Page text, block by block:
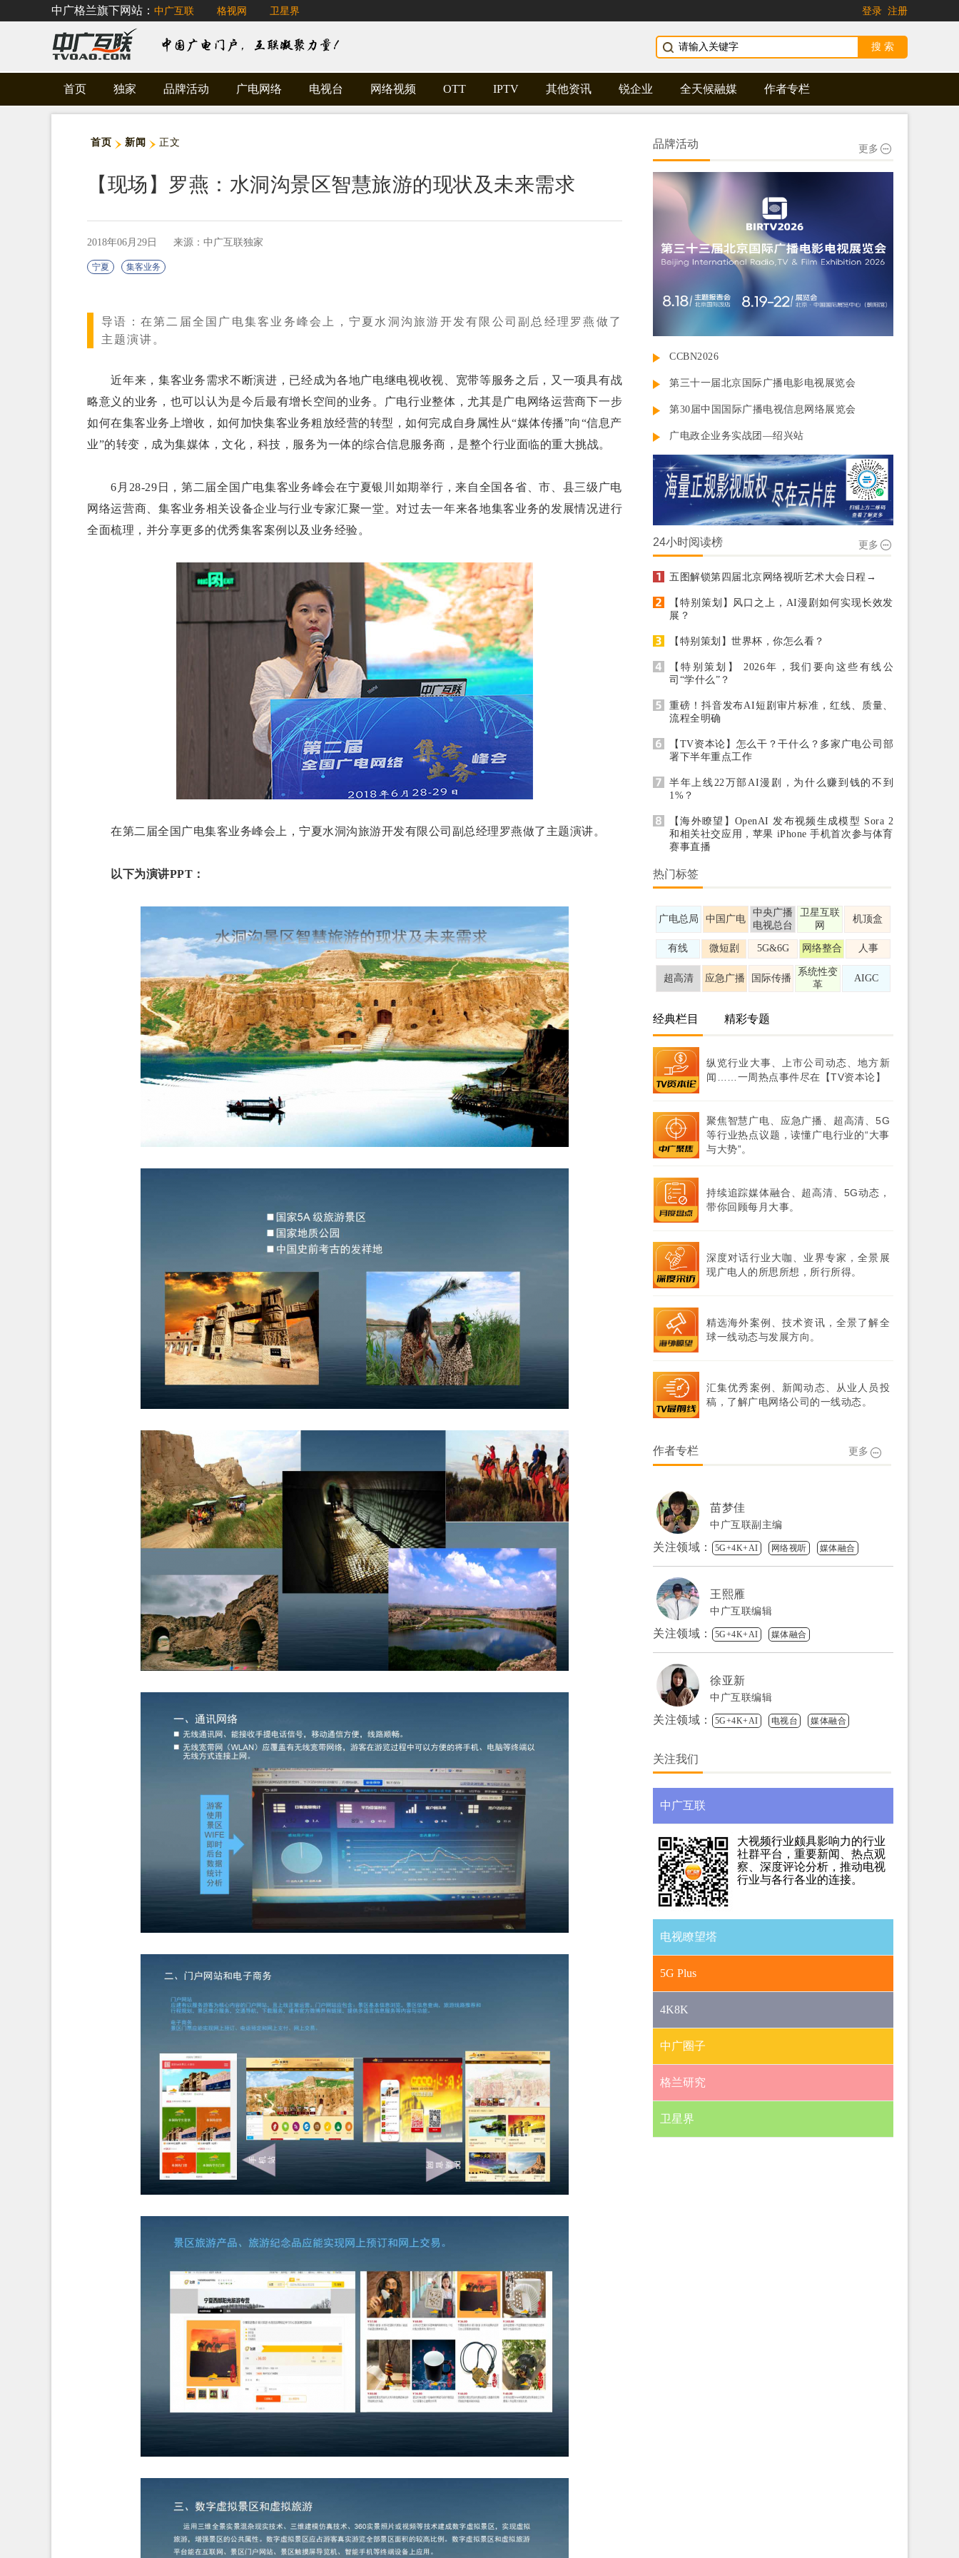
中广格兰旗下网站： 中广互联 格视网 卫星界 登录 注册
首页 独家 品牌活动 广电网络 电视台 网络视频 OTT IPTV 其他资讯 锐企业 全天候融媒 作者专栏
首页 新闻 正文
【现场】罗燕：水洞沟景区智慧旅游的现状及未来需求
2018年06月29日 来源：中广互联独家
宁夏 集客业务
导语： 在第二届全国广电集客业务峰会上，宁夏水洞沟旅游开发有限公司副总经理罗燕做了
主题演讲。
近年来，集客业务需求不断演进，已经成为各地广电继电视收视、宽带等服务之后，又一项具有战
略意义的业务，也可以认为是今后最有增长空间的业务。广电行业整体，尤其是广电网络运营商下一步
如何在集客业务上增收，如何加快集客业务粗放经营的转型，如何完成自身属性从“媒体传播”向“信息产
业”的转变，成为集媒体，文化，科技，服务为一体的综合信息服务商，是整个行业面临的重大挑战。
6月28-29日，第二届全国广电集客业务峰会在宁夏银川如期举行，来自全国各省、市、县三级广电
网络运营商、集客业务相关设备企业与行业专家汇聚一堂。对过去一年来各地集客业务的发展情况进行
全面梳理，并分享更多的优秀集客案例以及业务经验。
在第二届全国广电集客业务峰会上，宁夏水洞沟旅游开发有限公司副总经理罗燕做了主题演讲。
以下为演讲PPT：
品牌活动 更多
CCBN2026
第三十一届北京国际广播电影电视展览会
第30届中国国际广播电视信息网络展览会
广电政企业务实战团—绍兴站
24小时阅读榜 更多
五图解锁第四届北京网络视听艺术大会日程→
【特别策划】风口之上，AI漫剧如何实现长效发
展？
【特别策划】世界杯，你怎么看？
【特别策划】 2026年，我们要向这些有线公
司“学什么”？
重磅！抖音发布AI短剧审片标准，红线、质量、
流程全明确
【TV资本论】怎么干？干什么？多家广电公司部
署下半年重点工作
半年上线22万部AI漫剧，为什么赚到钱的不到
1%？
【海外瞭望】OpenAI 发布视频生成模型 Sora 2
和相关社交应用，苹果 iPhone 手机首次参与体育
赛事直播
热门标签
广电总局 中国广电
中央广播
电视总台
卫星互联
网
机顶盒
有线 微短剧 5G&6G 网络整合 人事
超高清 应急广播 国际传播
系统性变
革
AIGC
经典栏目 精彩专题
纵览行业大事、上市公司动态、地方新
闻……一周热点事件尽在【TV资本论】
聚焦智慧广电、应急广播、超高清、5G
等行业热点议题，读懂广电行业的“大事
与大势”。
持续追踪媒体融合、超高清、5G动态，
带你回顾每月大事。
深度对话行业大咖、业界专家，全景展
现广电人的所思所想，所行所得。
精选海外案例、技术资讯，全景了解全
球一线动态与发展方向。
汇集优秀案例、新闻动态、从业人员投
稿，了解广电网络公司的一线动态。
作者专栏 更多
苗梦佳
中广互联副主编
关注领域： 5G+4K+AI 网络视听 媒体融合
王熙雁
中广互联编辑
关注领域： 5G+4K+AI 媒体融合
徐亚新
中广互联编辑
关注领域： 5G+4K+AI 电视台 媒体融合
关注我们
中广互联
大视频行业颇具影响力的行业
社群平台，重要新闻、热点观
察、深度评论分析，推动电视
行业与各行各业的连接。
电视瞭望塔
5G Plus
4K8K
中广圈子
格兰研究
卫星界